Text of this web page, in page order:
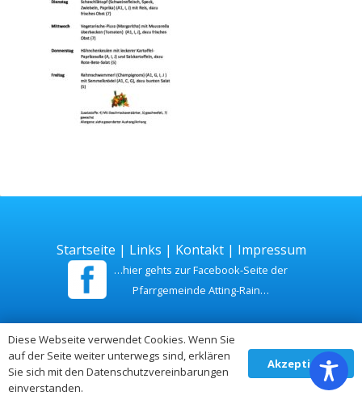
Startseite | Links | Kontakt| Impressum
…hier gehts zur Facebook-Seite der
Pfarrgemeinde Atting-Rain…
Diese Webseite verwendet Cookies. Wenn Sie
auf der Seite weiter unterwegs sind, erklären
Sie sich mit den Datenschutzvereinbarungen
einverstanden.
Akzeptieren